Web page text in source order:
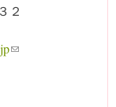
２
(link sends e-mail)